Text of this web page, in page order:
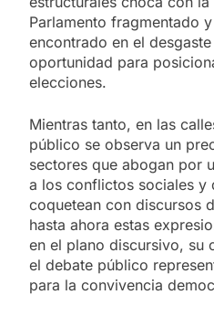
Parlamento fragmentado
encontrado en el
oportunidad para
elecciones.
Mientras tanto, en las
público se observa un
sectores que abogan por
a los conflictos sociales y
coquetean con discursos
hasta ahora estas
en el plano discursivo, su
el debate público
para la convivencia